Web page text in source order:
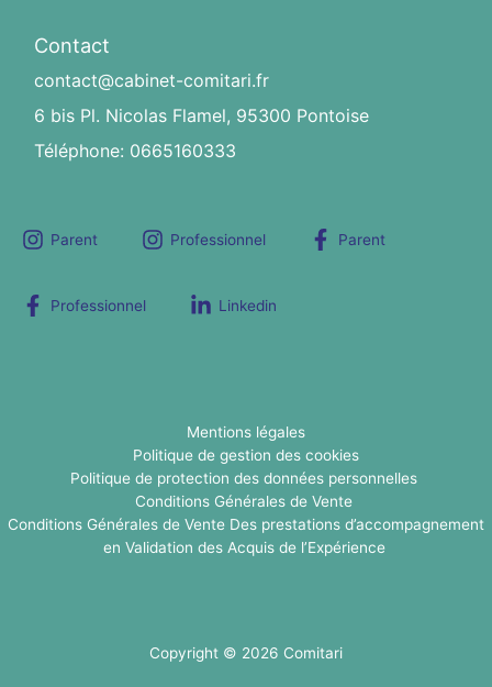
Contact
contact@cabinet-comitari.fr
6 bis Pl. Nicolas Flamel, 95300 Pontoise
Téléphone: 0665160333
Parent Professionnel Parent
Professionnel Linkedin
Mentions légales
Politique de gestion des cookies
Politique de protection des données personnelles
Conditions Générales de Vente
Conditions Générales de Vente Des prestations d’accompagnement
en Validation des Acquis de l’Expérience
Copyright © 2026 Comitari